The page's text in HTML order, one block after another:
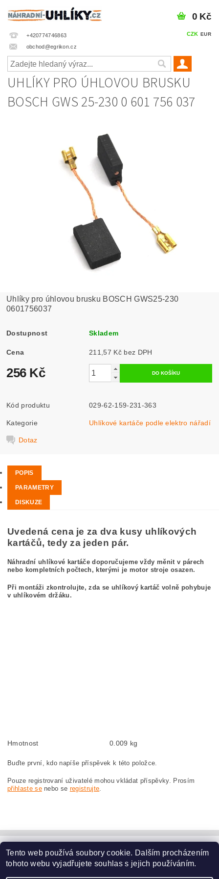
+420774746863
obchod@egrikon.cz
CZK EUR
0 Kč
UHLÍKY PRO ÚHLOVOU BRUSKU
BOSCH GWS 25-230 0 601 756 037
Uhlíky pro úhlovou brusku BOSCH GWS25-230
0601756037
Dostupnost Skladem
Cena 211,57 Kč bez DPH
256 Kč
Kód produktu 029-62-159-231-363
Kategorie Uhlíkové kartáče podle elektro nářadí
Dotaz
POPIS
PARAMETRY
DISKUZE
Uvedená cena je za dva kusy uhlíkových
kartáčů, tedy za jeden pár.
Náhradní uhlíkové kartáče doporučujeme vždy měnit v párech
nebo kompletních počtech, kterými je motor stroje osazen.
Při montáži zkontrolujte, zda se uhlíkový kartáč volně pohybuje
v uhlíkovém držáku.
Hmotnost 0.009 kg
Buďte první, kdo napíše příspěvek k této položce.
Pouze registrovaní uživatelé mohou vkládat příspěvky. Prosím
přihlaste senebo se registrujte.
www.dodilny.cz
Tento web používá soubory cookie. Dalším procházením
tohoto webu vyjadřujete souhlas s jejich používáním.